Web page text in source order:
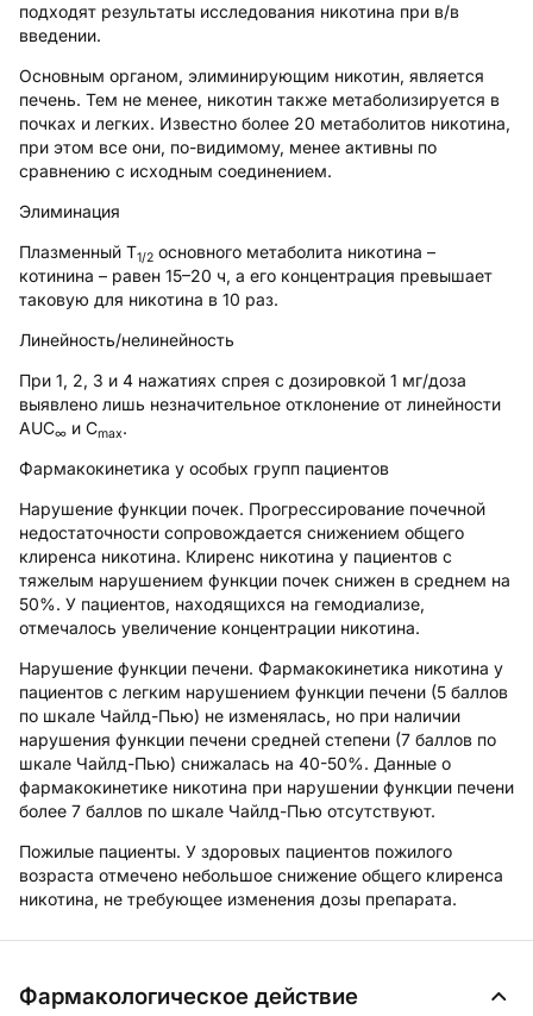
подходят результаты исследования никотина при в/в
введении.
Основным органом, элиминирующим никотин, является
печень. Тем не менее, никотин также метаболизируется в
почках и легких. Известно более 20 метаболитов никотина,
при этом все они, по-видимому, менее активны по
сравнению с исходным соединением.
Элиминация
Плазменный T1/2 основного метаболита никотина –
котинина – равен 15–20 ч, а его концентрация превышает
таковую для никотина в 10 раз.
Линейность/нелинейность
При 1, 2, 3 и 4 нажатиях спрея с дозировкой 1 мг/доза
выявлено лишь незначительное отклонение от линейности
AUC∞ и Сmax.
Фармакокинетика у особых групп пациентов
Нарушение функции почек. Прогрессирование почечной
недостаточности сопровождается снижением общего
клиренса никотина. Клиренс никотина у пациентов с
тяжелым нарушением функции почек снижен в среднем на
50%. У пациентов, находящихся на гемодиализе,
отмечалось увеличение концентрации никотина.
Нарушение функции печени. Фармакокинетика никотина у
пациентов с легким нарушением функции печени (5 баллов
по шкале Чайлд-Пью) не изменялась, но при наличии
нарушения функции печени средней степени (7 баллов по
шкале Чайлд-Пью) снижалась на 40-50%. Данные о
фармакокинетике никотина при нарушении функции печени
более 7 баллов по шкале Чайлд-Пью отсутствуют.
Пожилые пациенты. У здоровых пациентов пожилого
возраста отмечено небольшое снижение общего клиренса
никотина, не требующее изменения дозы препарата.
Фармакологическое действие